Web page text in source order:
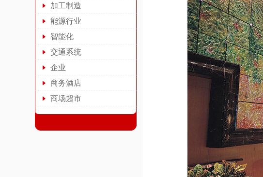
加工制造
能源行业
智能化
交通系统
企业
商务酒店
商场超市